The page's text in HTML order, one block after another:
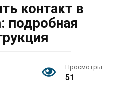
контакт в
подробная
Просмотры
51